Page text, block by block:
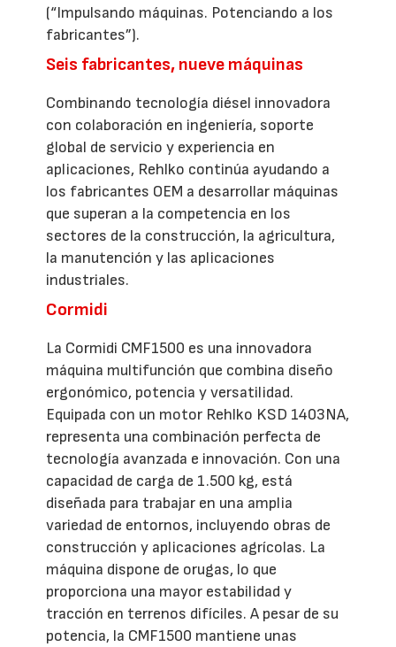
(“Impulsando máquinas. Potenciando a los
fabricantes”).
Seis fabricantes, nueve máquinas
Combinando tecnología diésel innovadora
con colaboración en ingeniería, soporte
global de servicio y experiencia en
aplicaciones, Rehlko continúa ayudando a
los fabricantes OEM a desarrollar máquinas
que superan a la competencia en los
sectores de la construcción, la agricultura,
la manutención y las aplicaciones
industriales.
Cormidi
La Cormidi CMF1500 es una innovadora
máquina multifunción que combina diseño
ergonómico, potencia y versatilidad.
Equipada con un motor Rehlko KSD 1403NA,
representa una combinación perfecta de
tecnología avanzada e innovación. Con una
capacidad de carga de 1.500 kg, está
diseñada para trabajar en una amplia
variedad de entornos, incluyendo obras de
construcción y aplicaciones agrícolas. La
máquina dispone de orugas, lo que
proporciona una mayor estabilidad y
tracción en terrenos difíciles. A pesar de su
potencia, la CMF1500 mantiene unas